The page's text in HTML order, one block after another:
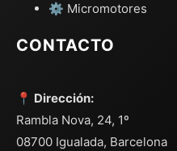
⚙️ Micromotores
CONTACTO
📍 Dirección:
Rambla Nova, 24, 1º
08700 Igualada, Barcelona